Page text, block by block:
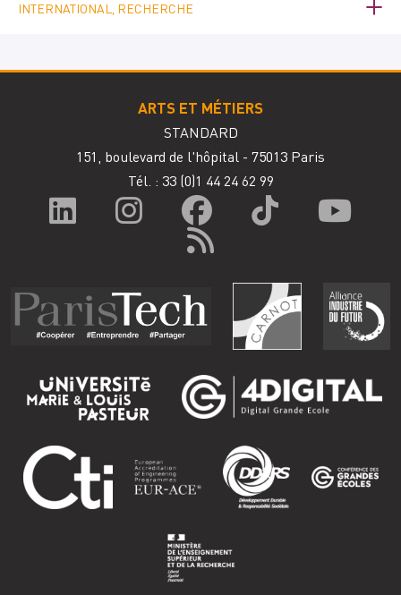
INTERNATIONAL, RECHERCHE
ARTS ET MÉTIERS
STANDARD
151, boulevard de l'hôpital - 75013 Paris
Tél. : 33 (0)1 44 24 62 99